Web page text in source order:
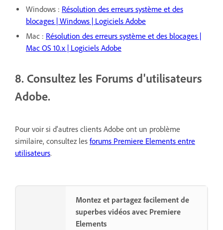
Windows : Résolution des erreurs système et des
blocages | Windows | Logiciels Adobe
Mac : Résolution des erreurs système et des blocages |
Mac OS 10.x | Logiciels Adobe
8. Consultez les Forums d'utilisateurs
Adobe.
Pour voir si d'autres clients Adobe ont un problème
similaire, consultez les forums Premiere Elements entre
utilisateurs.
Montez et partagez facilement de
superbes vidéos avec Premiere
Elements